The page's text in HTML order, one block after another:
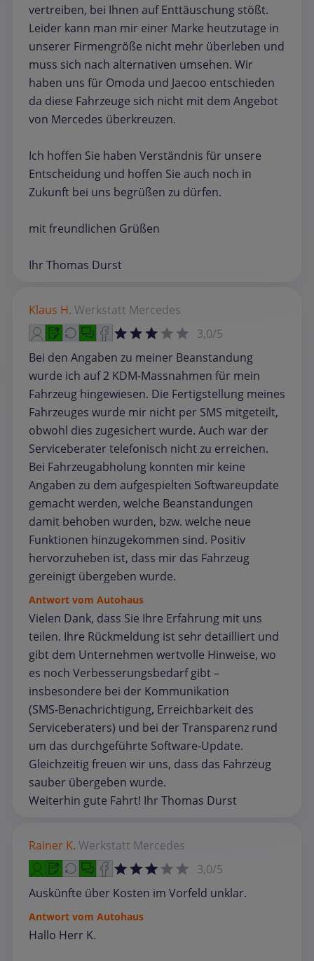
vertreiben, bei Ihnen auf Enttäuschung stößt.
Leider kann man mir einer Marke heutzutage in
unserer Firmengröße nicht mehr überleben und
muss sich nach alternativen umsehen. Wir
haben uns für Omoda und Jaecoo entschieden
da diese Fahrzeuge sich nicht mit dem Angebot
von Mercedes überkreuzen.
Ich hoffen Sie haben Verständnis für unsere
Entscheidung und hoffen Sie auch noch in
Zukunft bei uns begrüßen zu dürfen.
mit freundlichen Grüßen
Ihr Thomas Durst
Klaus H. Werkstatt Mercedes
3,0/5
Bei den Angaben zu meiner Beanstandung
wurde ich auf 2 KDM-Massnahmen für mein
Fahrzeug hingewiesen. Die Fertigstellung meines
Fahrzeuges wurde mir nicht per SMS mitgeteilt,
obwohl dies zugesichert wurde. Auch war der
Serviceberater telefonisch nicht zu erreichen.
Bei Fahrzeugabholung konnten mir keine
Angaben zu dem aufgespielten Softwareupdate
gemacht werden, welche Beanstandungen
damit behoben wurden, bzw. welche neue
Funktionen hinzugekommen sind. Positiv
hervorzuheben ist, dass mir das Fahrzeug
gereinigt übergeben wurde.
Antwort vom Autohaus
Vielen Dank, dass Sie Ihre Erfahrung mit uns
teilen. Ihre Rückmeldung ist sehr detailliert und
gibt dem Unternehmen wertvolle Hinweise, wo
es noch Verbesserungsbedarf gibt –
insbesondere bei der Kommunikation
(SMS‑Benachrichtigung, Erreichbarkeit des
Serviceberaters) und bei der Transparenz rund
um das durchgeführte Software‑Update.
Gleichzeitig freuen wir uns, dass das Fahrzeug
sauber übergeben wurde.
Weiterhin gute Fahrt! Ihr Thomas Durst
Rainer K. Werkstatt Mercedes
3,0/5
Auskünfte über Kosten im Vorfeld unklar.
Antwort vom Autohaus
Hallo Herr K.